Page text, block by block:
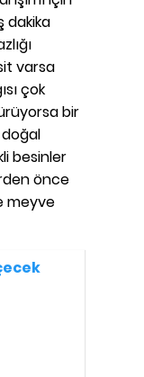
dakika
varsa
çok
bir
besinler
önce
meyve